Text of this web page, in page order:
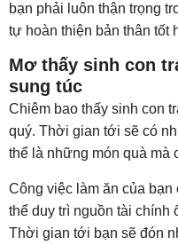
bạn phải luôn thận trọng
tự hoàn thiện bản thân tốt
Mơ thấy sinh con
sung túc
Chiêm bao thấy sinh con
quý. Thời gian tới sẽ có
thể là những món quà mà
Công việc làm ăn của
thể duy trì nguồn tài chính
Thời gian tới bạn sẽ đón